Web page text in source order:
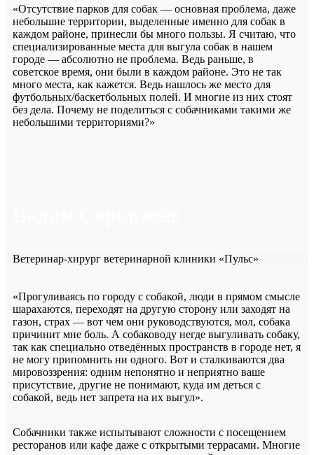
«Отсутствие парков для собак — основная проблема, даже
небольшие территории, выделенные именно для собак в
каждом районе, принесли бы много пользы. Я считаю, что
специализированные места для выгула собак в нашем
городе — абсолютно не проблема. Ведь раньше, в
советское время, они были в каждом районе. Это не так
много места, как кажется. Ведь нашлось же место для
футбольных/баскетбольных полей. И многие из них стоят
без дела. Почему не поделиться с собачниками такими же
небольшими территориями?»
Ветеринар-хирург ветеринарной клиники «Пульс»
«Прогуливаясь по городу с собакой, люди в прямом смысле
шарахаются, переходят на другую сторону или заходят на
газон, страх — вот чем они руководствуются, мол, собака
причинит мне боль. А собаководу негде выгуливать собаку,
так как специально отведённых пространств в городе нет, я
не могу припомнить ни одного. Вот и сталкиваются два
мировоззрения: одним непонятно и неприятно ваше
присутствие, другие не понимают, куда им деться с
собакой, ведь нет запрета на их выгул».
Собачники также испытывают сложности с посещением
ресторанов или кафе даже с открытыми террасами. Многие